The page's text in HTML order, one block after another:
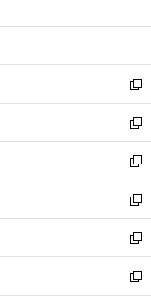
開
ウ
開
く
ン
ウ
で
開
く
ウ
ン
ド
ウ
で
開
く
新
し
い
ウ
ィ
ン
ド
ウ
で
開
く
新
し
い
ウ
ィ
ン
ド
ウ
で
開
新
し
い
ウ
ィ
ン
ド
ウ
新
し
い
ウ
ィ
ン
新
し
い
ウ
新
し